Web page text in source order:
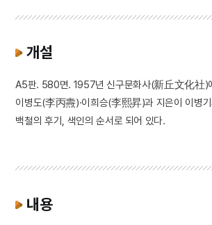
개설
A5판. 580면. 1957년 신구문화사(新丘文化社)
이병도(李丙燾)·이희승(李熙昇)과 지은이 이병기
백철의 후기, 색인의 순서로 되어 있다.
내용